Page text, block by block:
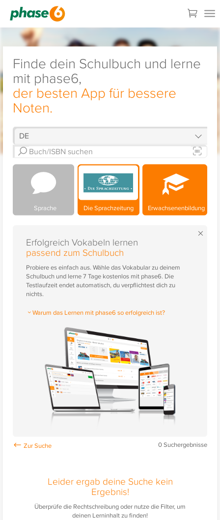
Finde dein Schulbuch und lerne
mit phase6,
der besten App für bessere
Noten.
Sprache Die Sprachzeitung Erwachsenenbildung
×
Erfolgreich Vokabeln lernen
passend zum Schulbuch
Probiere es einfach aus. Wähle das Vokabular zu deinem
Schulbuch und lerne 7 Tage kostenlos mit phase6. Die
Testlaufzeit endet automatisch, du verpflichtest dich zu
nichts.
Warum das Lernen mit phase6 so erfolgreich ist?
0Suchergebnisse
Leider ergab deine Suche kein
Ergebnis!
Überprüfe die Rechtschreibung oder nutze die Filter, um
deinen Lerninhalt zu finden!